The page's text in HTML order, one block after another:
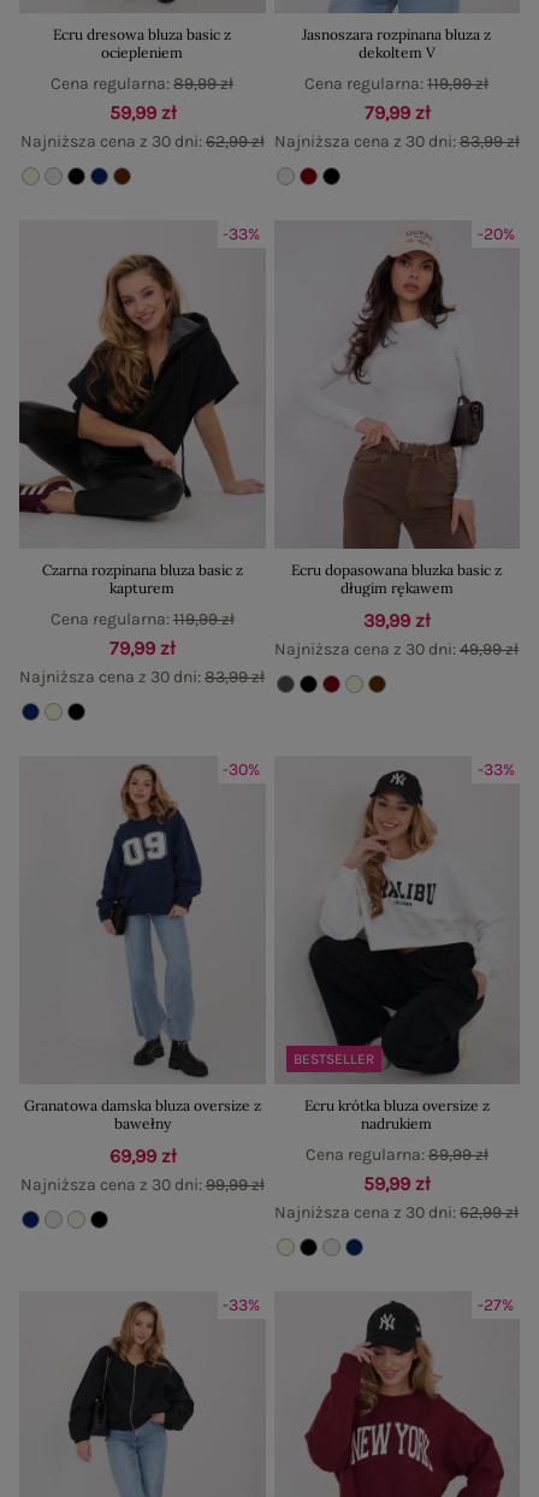
Ecru dresowa bluza basic z
ociepleniem
59,99 zł
Najniższa cena z 30 dni:62,99 zł
Cena regularna:89,99 zł
Jasnoszara rozpinana bluza z
dekoltem V
79,99 zł
Najniższa cena z 30 dni:83,99 zł
Cena regularna:119,99 zł
-33%
Czarna rozpinana bluza basic z
kapturem
79,99 zł
Najniższa cena z 30 dni:83,99 zł
Cena regularna:119,99 zł
-20%
Ecru dopasowana bluzka basic z
długim rękawem
39,99 zł
Najniższa cena z 30 dni:49,99 zł
-30%
Granatowa damska bluza oversize z
bawełny
69,99 zł
Najniższa cena z 30 dni:99,99 zł
BESTSELLER
-33%
Ecru krótka bluza oversize z
nadrukiem
59,99 zł
Najniższa cena z 30 dni:62,99 zł
Cena regularna:89,99 zł
-33% -27%